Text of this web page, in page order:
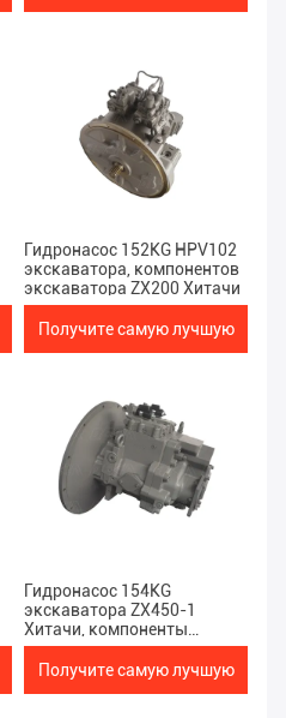
Гидронасос 152KG HPV102
экскаватора, компонентов
экскаватора ZX200 Хитачи
Получите самую лучшую
Гидронасос 154KG
экскаватора ZX450-1
Хитачи, компоненты
экскаватора DEKA
гидравлические
Получите самую лучшую